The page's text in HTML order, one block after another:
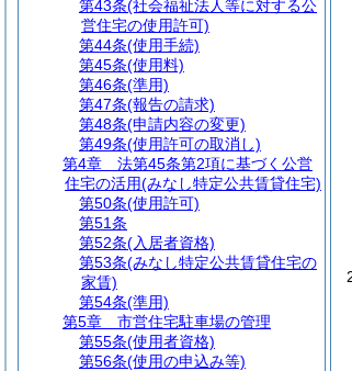
第43条(社会福祉法人等に対する公
営住宅の使用許可)
第44条(使用手続)
第45条(使用料)
第46条(準用)
第47条(報告の請求)
第48条(申請内容の変更)
第49条(使用許可の取消し)
第4章
法第45条第2項に基づく公営
住宅の活用(みなし特定公共賃貸住宅)
第50条(使用許可)
第51条
第52条(入居者資格)
第53条(みなし特定公共賃貸住宅の
家賃)
第54条(準用)
第5章
市営住宅駐車場の管理
第55条(使用者資格)
第56条(使用の申込み等)